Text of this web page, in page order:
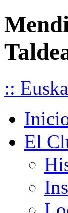
::
El